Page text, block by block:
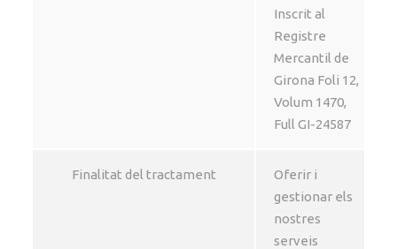
Inscrit al
Registre
Mercantil de
Girona Foli 12,
Volum 1470,
Full GI-24587
Finalitat del tractament
Oferir i
gestionar els
nostres
serveis